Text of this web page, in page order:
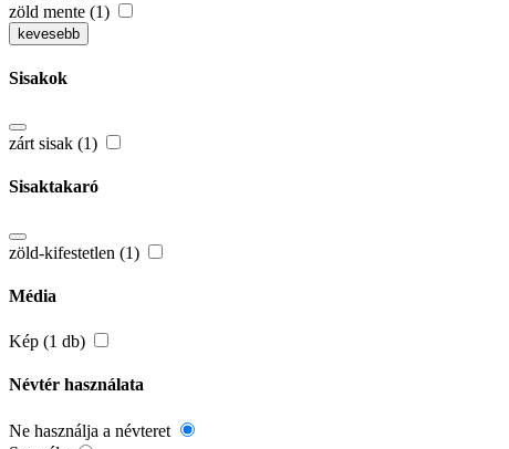
zöld mente (1)
kevesebb
Sisakok
zárt sisak (1)
Sisaktakaró
zöld-kifestetlen (1)
Média
Kép (1 db)
Névtér használata
Ne használja a névteret